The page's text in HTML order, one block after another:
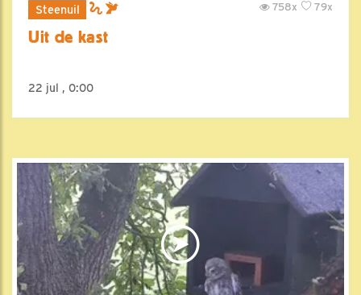
Steenuil 79x
758x
Uit de kast
22 jul , 0:00